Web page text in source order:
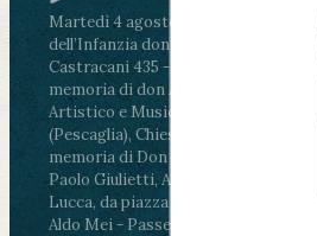
Martedì 4 agosto2026
ore 11:30 -
dell’Infanzia don Aldo Mei - Viale
Castracani 435 - Inaugurazione
memoria di don Aldo Mei curato dal
Artistico e Musicale “Passaglia”
(Pescaglia), Chiesa parrocchiale -
memoria di Don Aldo Mei celebrata
Paolo Giulietti, Arcivescovo di Lucca
Lucca, da piazza San Michele al
Aldo Mei - Passeggiata della